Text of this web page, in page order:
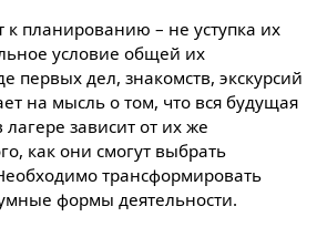
к планированию – не уступка их
условие общей их
первых дел, знакомств, экскурсий
на мысль о том, что вся будущая
зависит от их же
как они смогут выбрать
трансформировать
формы деятельности.